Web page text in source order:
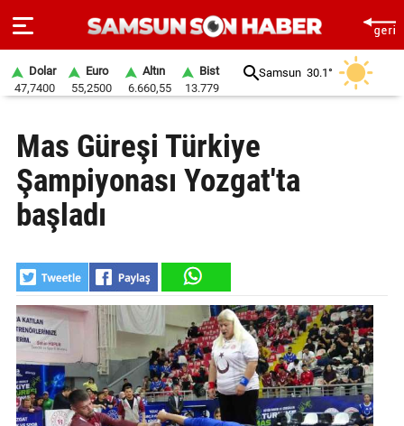
SAYFA
SAMSUN
HABER
GÜNDEM
SİYASET
EKONOMİ
DÜNYA
Dolar
47,7400
Euro
55,2500
Altın
6.660,55
Bist
13.779
Samsun 30.1°
Mas Güreşi Türkiye
Şampiyonası Yozgat'ta
başladı